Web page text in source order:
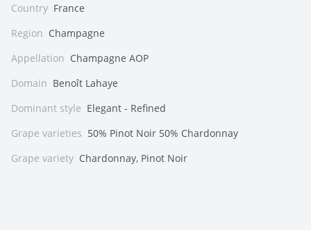
Country France
Region Champagne
Appellation Champagne AOP
Domain Benoît Lahaye
Dominant style Elegant - Refined
Grape varieties 50% Pinot Noir 50% Chardonnay
Grape variety Chardonnay, Pinot Noir